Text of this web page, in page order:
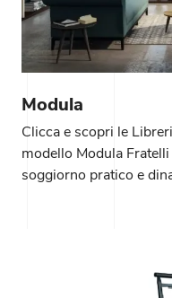
Modula
Clicca e scopri le
modello Modula
soggiorno pratico e